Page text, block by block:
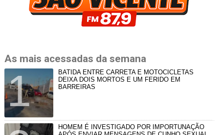
As mais acessadas da semana
BATIDA ENTRE CARRETA E MOTOCICLETAS
DEIXA DOIS MORTOS E UM FERIDO EM
BARREIRAS
HOMEM É INVESTIGADO POR IMPORTUNAÇÃO